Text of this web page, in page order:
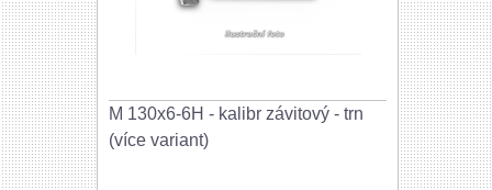
M 130x6-6H - kalibr závitový - trn
(více variant)